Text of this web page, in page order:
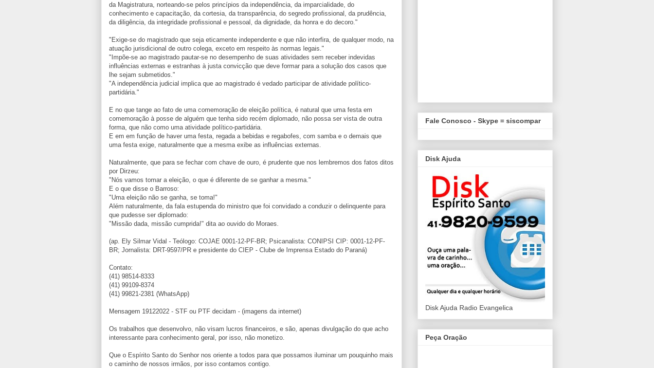
da Magistratura, norteando-se pelos princípios da independência, da imparcialidade, do
conhecimento e capacitação, da cortesia, da transparência, do segredo profissional, da prudência,
da diligência, da integridade profissional e pessoal, da dignidade, da honra e do decoro."
"Exige-se do magistrado que seja eticamente independente e que não interfira, de qualquer modo, na
atuação jurisdicional de outro colega, exceto em respeito às normas legais."
"Impõe-se ao magistrado pautar-se no desempenho de suas atividades sem receber indevidas
influências externas e estranhas à justa convicção que deve formar para a solução dos casos que
lhe sejam submetidos."
"A independência judicial implica que ao magistrado é vedado participar de atividade político-
partidária."
E no que tange ao fato de uma comemoração de eleição política, é natural que uma festa em
comemoração à posse de alguém que tenha sido recém diplomado, não possa ser vista de outra
forma, que não como uma atividade político-partidária.
E em em função de haver uma festa, regada a bebidas e regabofes, com samba e o demais que
uma festa exige, naturalmente que a mesma exibe as influências externas.
Naturalmente, que para se fechar com chave de ouro, é prudente que nos lembremos dos fatos ditos
por Dirzeu:
"Nós vamos tomar a eleição, o que é diferente de se ganhar a mesma."
E o que disse o Barroso:
"Uma eleição não se ganha, se toma!"
Além naturalmente, da fala estupenda do ministro que foi convidado a conduzir o delinquente para
que pudesse ser diplomado:
"Missão dada, missão cumprida!" dita ao ouvido do Moraes.
(ap. Ely Silmar Vidal - Teólogo: COJAE 0001-12-PF-BR; Psicanalista: CONIPSI CIP: 0001-12-PF-
BR; Jornalista: DRT-9597/PR e presidente do CIEP - Clube de Imprensa Estado do Paraná)
Contato:
(41) 98514-8333
(41) 99109-8374
(41) 99821-2381 (WhatsApp)
Mensagem 19122022 - STF ou PTF decidam - (imagens da internet)
Os trabalhos que desenvolvo, não visam lucros financeiros, e são, apenas divulgação do que acho
interessante para conhecimento geral, por isso, não monetizo.
Que o Espírito Santo do Senhor nos oriente a todos para que possamos iluminar um pouquinho mais
o caminho de nossos irmãos, por isso contamos contigo.
Fale Conosco - Skype = siscompar
Disk Ajuda
Disk Ajuda Radio Evangelica
Peça Oração